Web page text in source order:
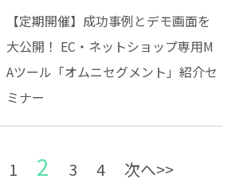
【定期開催】成功事例とデモ画面を
大公開！ EC・ネットショップ専用M
Aツール「オムニセグメント」紹介セ
ミナー
1 2 3 4 次へ>>